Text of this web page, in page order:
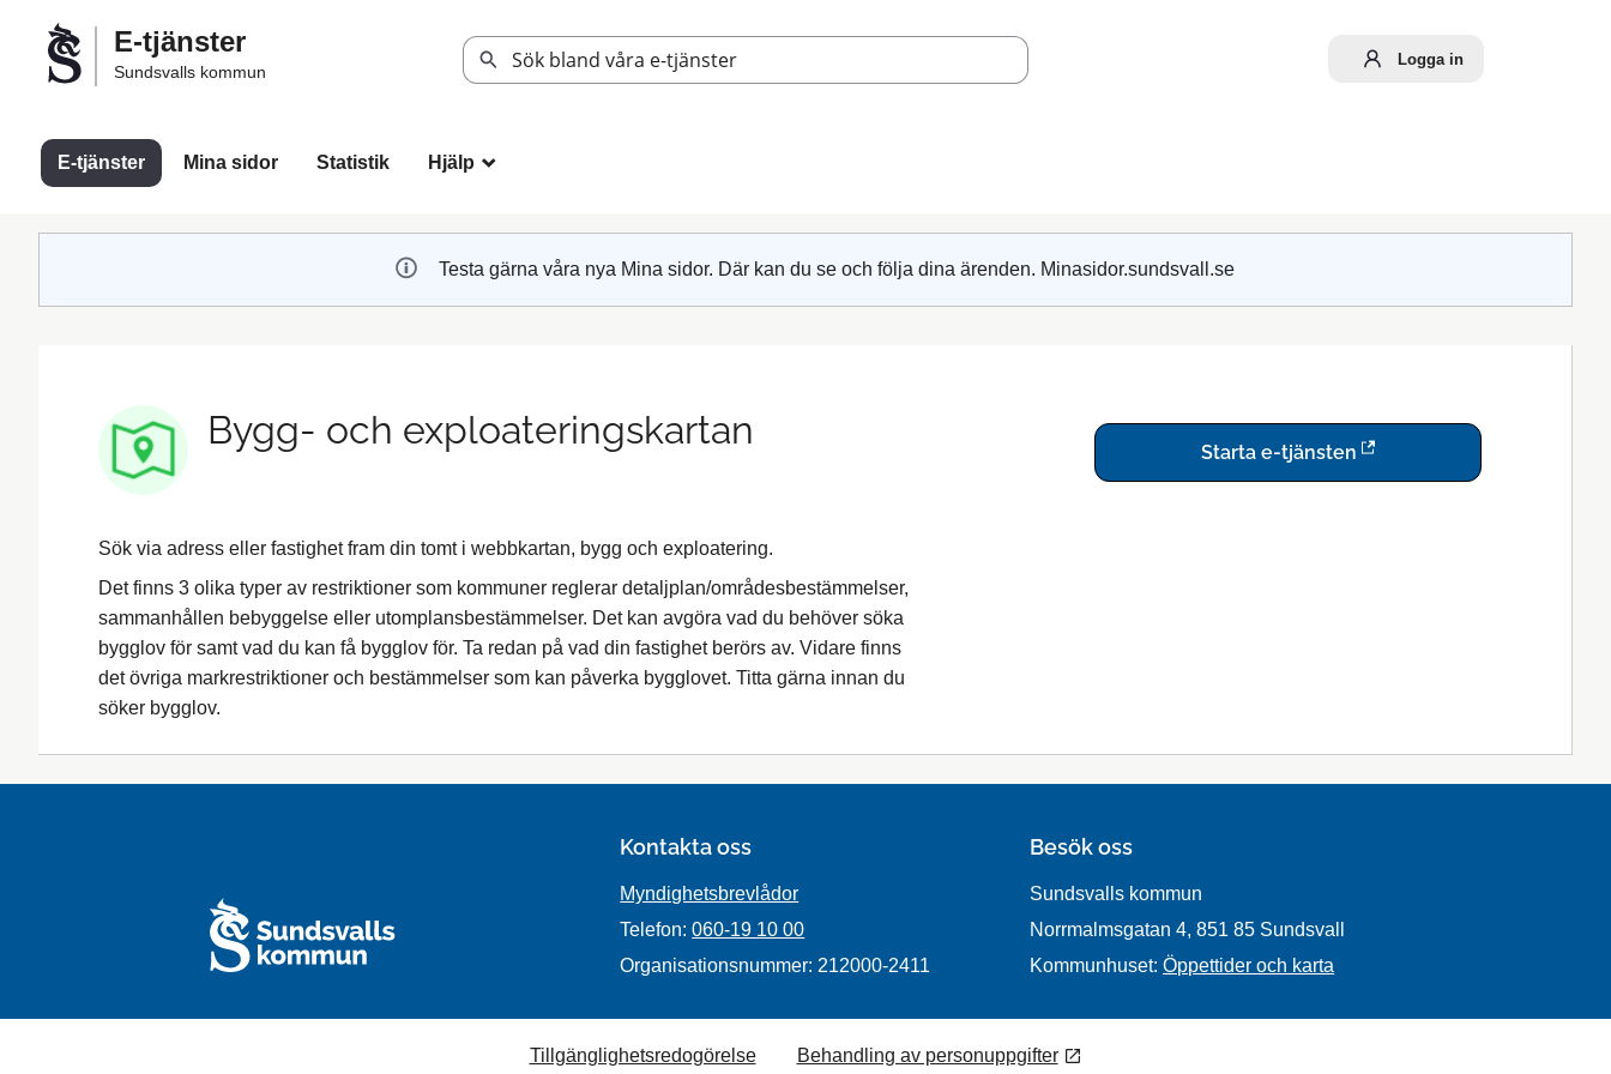
Välkommen
Sundsvalls
tjänster
E-tjänster
Sundsvalls kommun
Logga in
E-tjänster Mina sidor Statistik Hjälp _
Testa gärna våra nya Mina sidor. Där kan du se och följa dina ärenden. Minasidor.sundsvall.se
Bygg- och exploateringskartan
Sök via adress eller fastighet fram din tomt i webbkartan, bygg och exploatering.
Det finns 3 olika typer av restriktioner som kommuner reglerar detaljplan/områdesbestämmelser,
sammanhållen bebyggelse eller utomplansbestämmelser. Det kan avgöra vad du behöver söka
bygglov för samt vad du kan få bygglov för. Ta redan på vad din fastighet berörs av. Vidare finns
det övriga markrestriktioner och bestämmelser som kan påverka bygglovet. Titta gärna innan du
söker bygglov.
Starta e-tjänsten
Kontakta oss
Myndighetsbrevlådor
Telefon:060-19 10 00
Organisationsnummer: 212000-2411
Besök oss
Sundsvalls kommun
Norrmalmsgatan 4, 851 85 Sundsvall
Kommunhuset:Öppettider och karta
Tillgänglighetsredogörelse Behandling av personuppgifter